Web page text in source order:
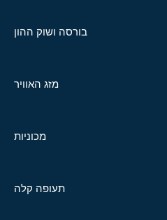
בורסה ושוק ההון
מזג האוויר
מכוניות
תעופה קלה